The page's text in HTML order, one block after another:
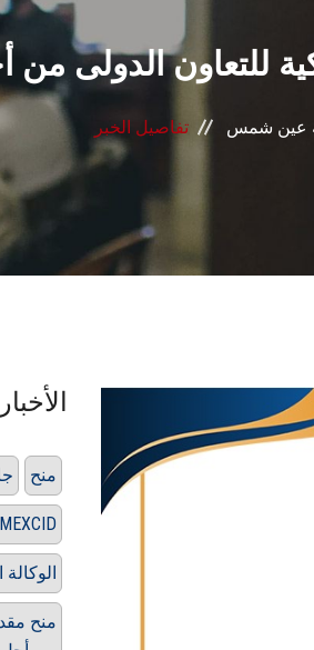
للتعاون الدولى من
عين شمس تفاصيل الخبر
منح
منح